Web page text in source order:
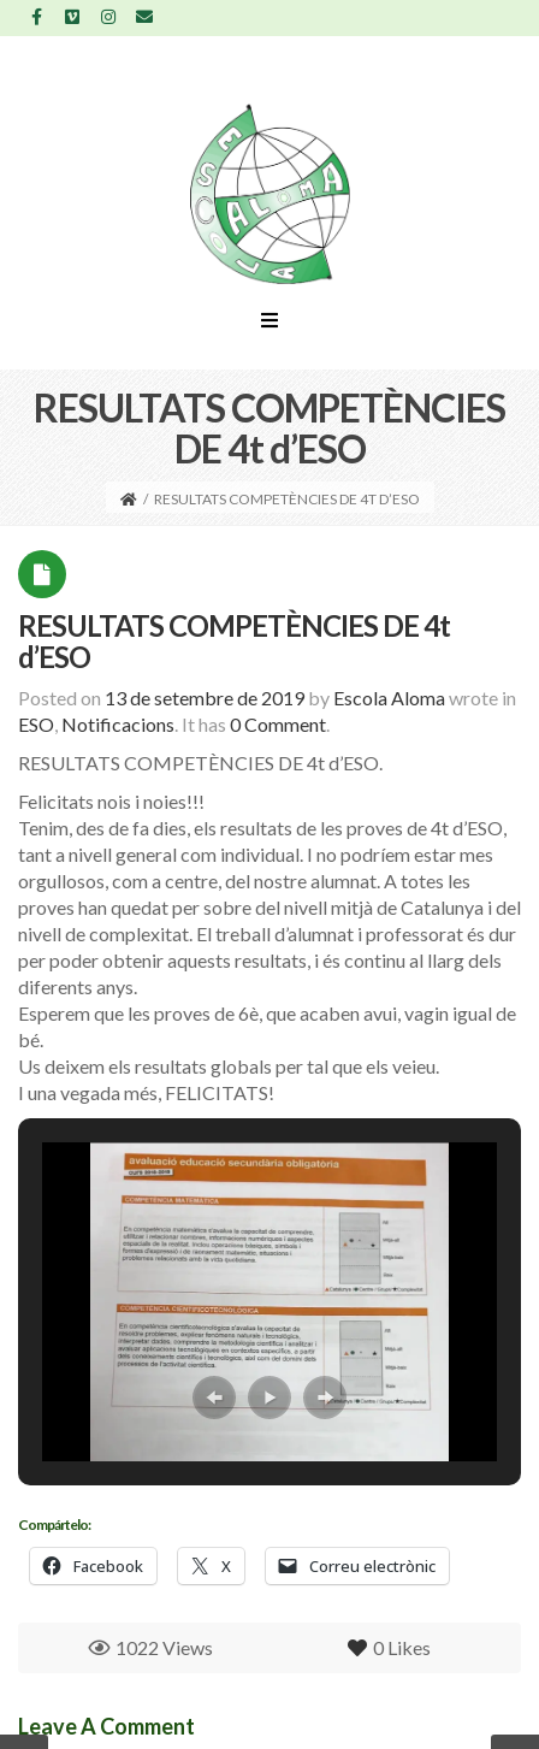
RESULTATS COMPETÈNCIES
DE 4t d’ESO
/ RESULTATS COMPETÈNCIES DE 4T D’ESO
RESULTATS COMPETÈNCIES DE 4t
d’ESO
Posted on 13 de setembre de 2019 by Escola Alomawrote in
ESO, Notificacions. It has 0 Comment.
RESULTATS COMPETÈNCIES DE 4t d’ESO.
Felicitats nois i noies!!!
Tenim, des de fa dies, els resultats de les proves de 4t d’ESO,
tant a nivell general com individual. I no podríem estar mes
orgullosos, com a centre, del nostre alumnat. A totes les
proves han quedat per sobre del nivell mitjà de Catalunya i del
nivell de complexitat. El treball d’alumnat i professorat és dur
per poder obtenir aquests resultats, i és continu al llarg dels
diferents anys.
Esperem que les proves de 6è, que acaben avui, vagin igual de
bé.
Us deixem els resultats globals per tal que els veieu.
I una vegada més, FELICITATS!
Compártelo:
Facebook X Correu electrònic
0 Likes
1022 Views
Leave A Comment